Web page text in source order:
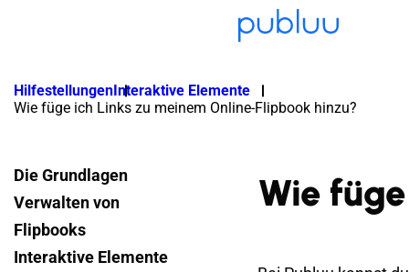
HilfestellungenInteraktive Elemente
Wie füge ich Links zu meinem Online-Flipbook hinzu?
Die Grundlagen
Verwalten von
Flipbooks
Interaktive Elemente
Wie